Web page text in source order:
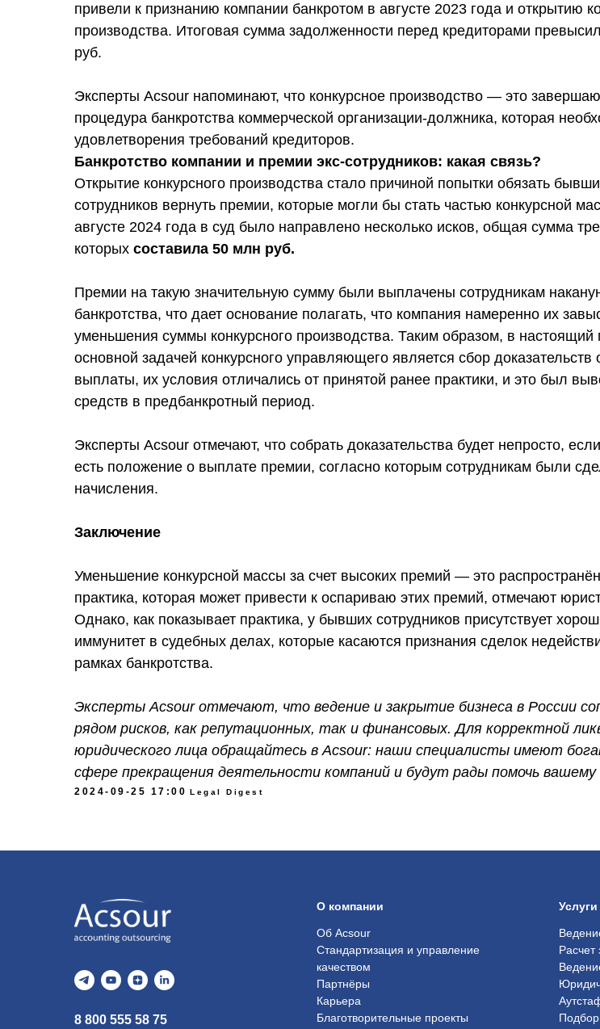
привели к признанию компании банкротом в августе 2023 года и открытию
производства. Итоговая сумма задолженности перед кредиторами
руб.
Эксперты Acsour напоминают, что конкурсное производство — это
процедура банкротства коммерческой организации-должника, которая
удовлетворения требований кредиторов.
Банкротство компании и премии экс-сотрудников: какая связь?
Открытие конкурсного производства стало причиной попытки обязать
сотрудников вернуть премии, которые могли бы стать частью конкурсной
августе 2024 года в суд было направлено несколько исков, общая сумма
которых составила 50 млн руб.
Премии на такую значительную сумму были выплачены сотрудникам
банкротства, что дает основание полагать, что компания намеренно их
уменьшения суммы конкурсного производства. Таким образом, в настоящий
основной задачей конкурсного управляющего является сбор доказательств
выплаты, их условия отличались от принятой ранее практики, и это был
средств в предбанкротный период.
Эксперты Acsour отмечают, что собрать доказательства будет непросто,
есть положение о выплате премии, согласно которым сотрудникам были
начисления.
Заключение
Уменьшение конкурсной массы за счет высоких премий — это
практика, которая может привести к оспариваю этих премий, отмечают
Однако, как показывает практика, у бывших сотрудников присутствует
иммунитет в судебных делах, которые касаются признания сделок
рамках банкротства.
Эксперты Acsour отмечают, что ведение и закрытие бизнеса в России
рядом рисков, как репутационных, так и финансовых. Для корректной
юридического лица обращайтесь в Acsour: наши специалисты имеют
сфере прекращения деятельности компаний и будут рады помочь вашему
2024-09-25 17:00 Legal Digest
8 800 555 58 75
О компании
Об Acsour
Стандартизация и управление
качеством
Партнёры
Карьера
Благотворительные проекты
Услуги
Расчет